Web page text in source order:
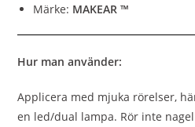
Märke: MAKEAR ™
Hur man använder:
Applicera med mjuka rörelser,
en led/dual lampa. Rör inte